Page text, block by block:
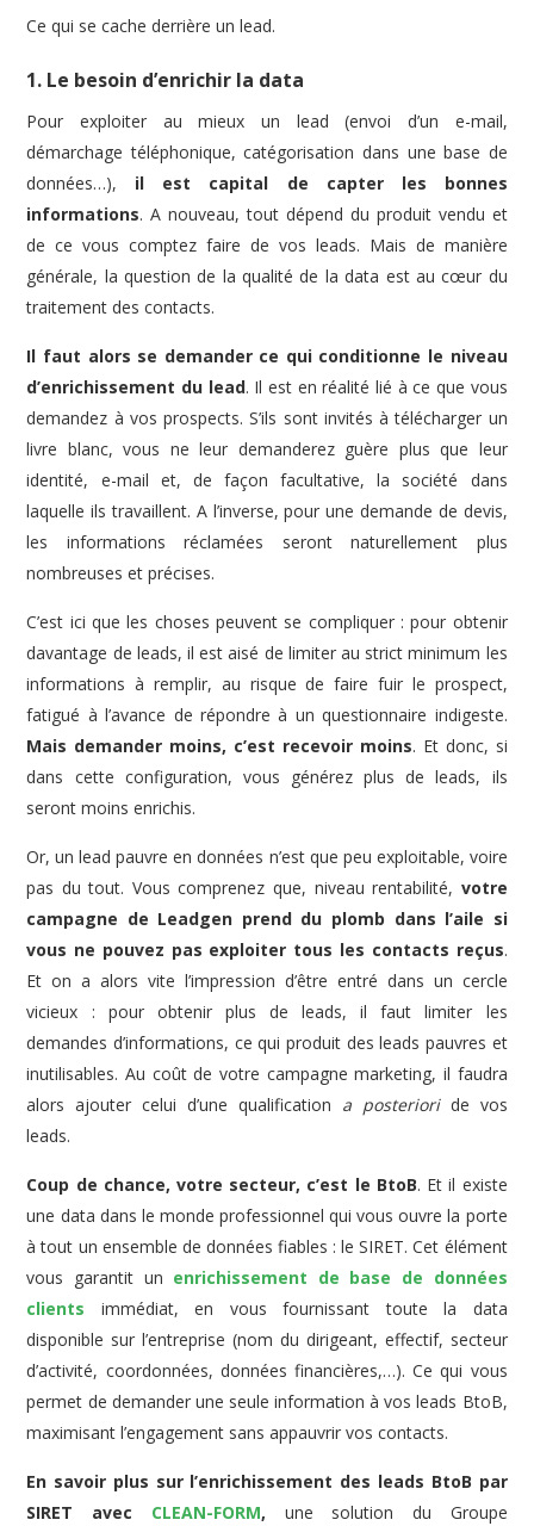
Ce qui se cache derrière un lead.
1. Le besoin d’enrichir la data
Pour exploiter au mieux un lead (envoi d’un e-mail,
démarchage téléphonique, catégorisation dans une base de
données…), il est capital de capter les bonnes
informations. A nouveau, tout dépend du produit vendu et
de ce vous comptez faire de vos leads. Mais de manière
générale, la question de la qualité de la data est au cœur du
traitement des contacts.
Il faut alors se demander ce qui conditionne le niveau
d’enrichissement du lead. Il est en réalité lié à ce que vous
demandez à vos prospects. S’ils sont invités à télécharger un
livre blanc, vous ne leur demanderez guère plus que leur
identité, e-mail et, de façon facultative, la société dans
laquelle ils travaillent. A l’inverse, pour une demande de devis,
les informations réclamées seront naturellement plus
nombreuses et précises.
C’est ici que les choses peuvent se compliquer : pour obtenir
davantage de leads, il est aisé de limiter au strict minimum les
informations à remplir, au risque de faire fuir le prospect,
fatigué à l’avance de répondre à un questionnaire indigeste.
Mais demander moins, c’est recevoir moins. Et donc, si
dans cette configuration, vous générez plus de leads, ils
seront moins enrichis.
Or, un lead pauvre en données n’est que peu exploitable, voire
pas du tout. Vous comprenez que, niveau rentabilité, votre
campagne de Leadgen prend du plomb dans l’aile si
vous ne pouvez pas exploiter tous les contacts reçus.
Et on a alors vite l’impression d’être entré dans un cercle
vicieux : pour obtenir plus de leads, il faut limiter les
demandes d’informations, ce qui produit des leads pauvres et
inutilisables. Au coût de votre campagne marketing, il faudra
alors ajouter celui d’une qualification a posterioride vos
leads.
Coup de chance, votre secteur, c’est le BtoB. Et il existe
une data dans le monde professionnel qui vous ouvre la porte
à tout un ensemble de données fiables : le SIRET. Cet élément
vous garantit un enrichissement de base de données
clients immédiat, en vous fournissant toute la data
disponible sur l’entreprise (nom du dirigeant, effectif, secteur
d’activité, coordonnées, données financières,…). Ce qui vous
permet de demander une seule information à vos leads BtoB,
maximisant l’engagement sans appauvrir vos contacts.
En savoir plus sur l’enrichissement des leads BtoB par
SIRET avec CLEAN-FORM, une solution du Groupe